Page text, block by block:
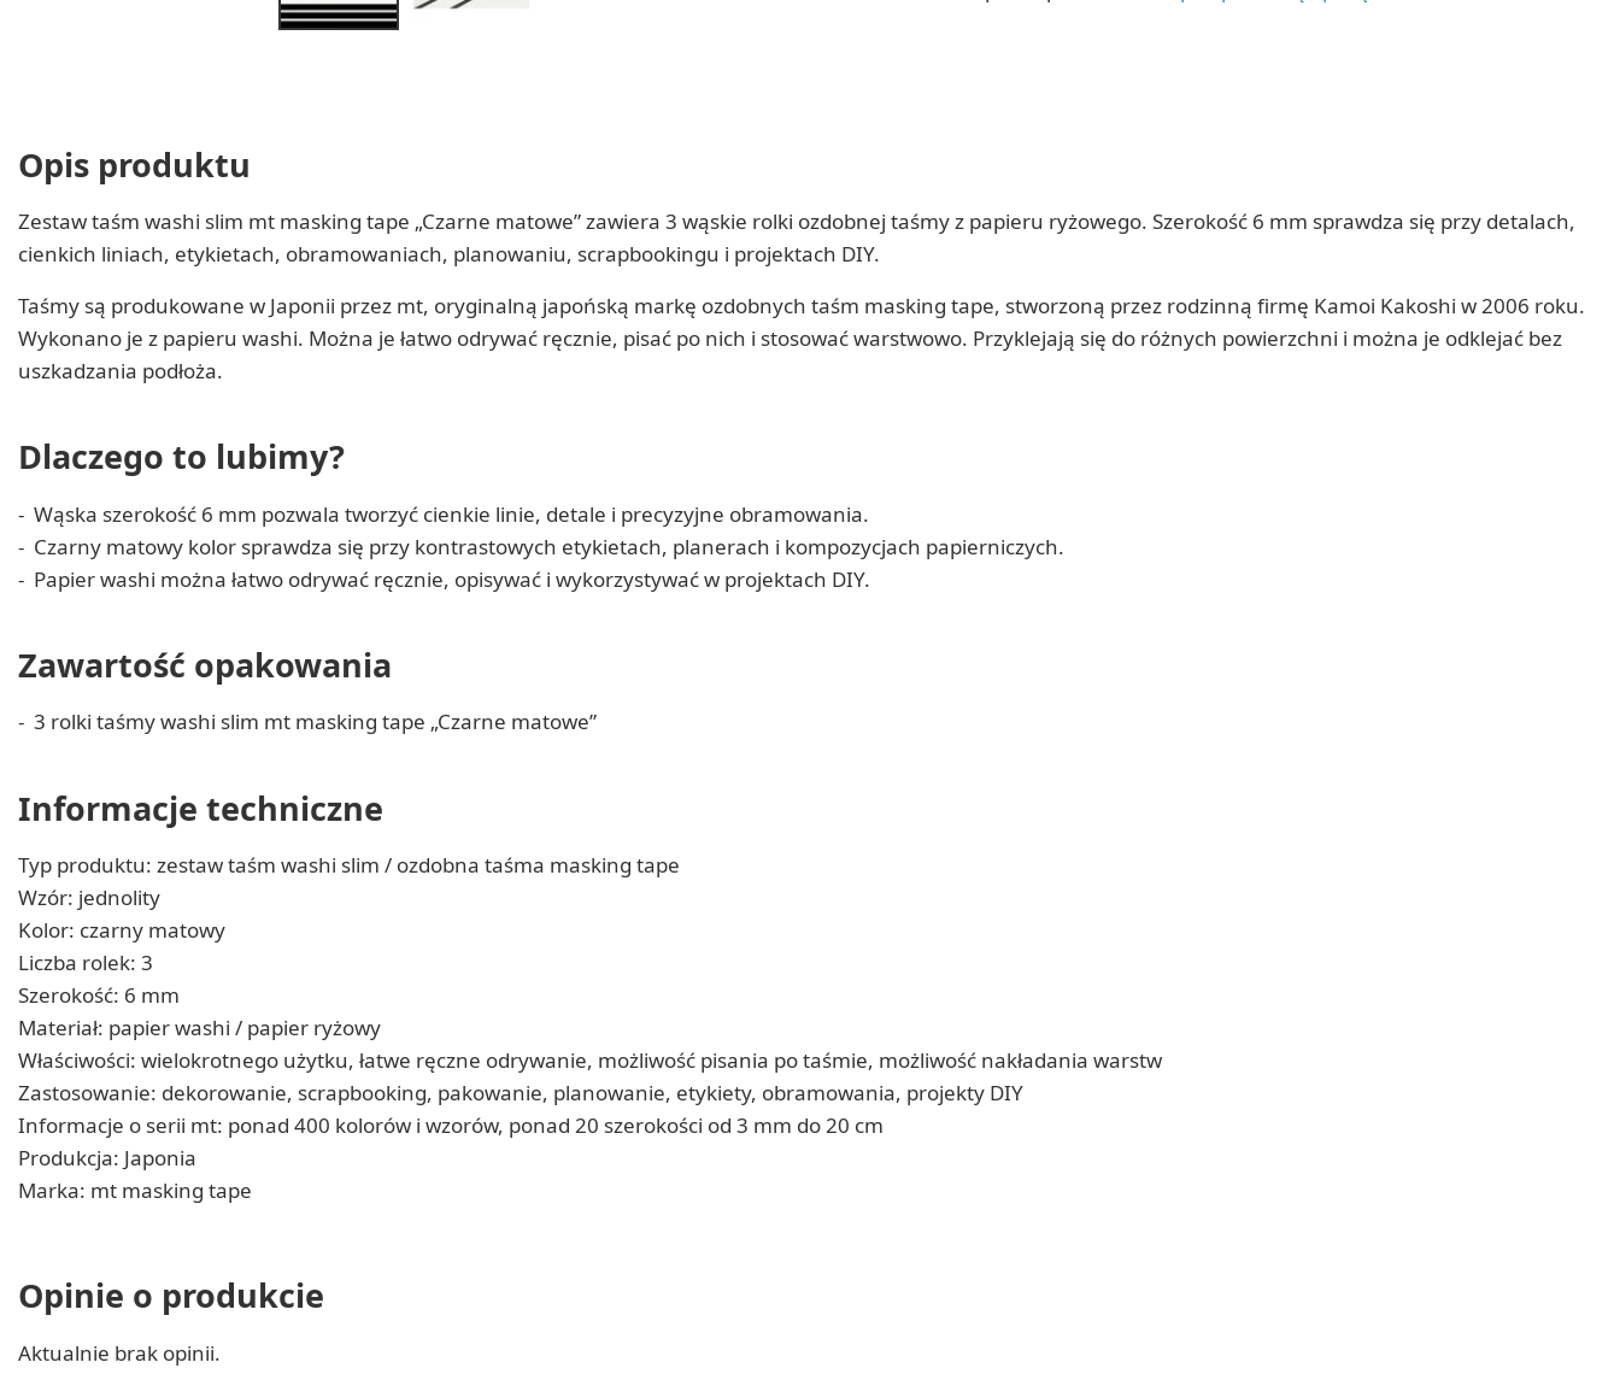
Opis produktu
Zestaw taśm washi slim mt masking tape „Czarne matowe” zawiera 3 wąskie rolki ozdobnej taśmy z papieru ryżowego. Szerokość 6 mm sprawdza się przy detalach,
cienkich liniach, etykietach, obramowaniach, planowaniu, scrapbookingu i projektach DIY.
Taśmy są produkowane w Japonii przez mt, oryginalną japońską markę ozdobnych taśm masking tape, stworzoną przez rodzinną firmę Kamoi Kakoshi w 2006 roku.
Wykonano je z papieru washi. Można je łatwo odrywać ręcznie, pisać po nich i stosować warstwowo. Przyklejają się do różnych powierzchni i można je odklejać bez
uszkadzania podłoża.
Dlaczego to lubimy?
Wąska szerokość 6 mm pozwala tworzyć cienkie linie, detale i precyzyjne obramowania.
Czarny matowy kolor sprawdza się przy kontrastowych etykietach, planerach i kompozycjach papierniczych.
Papier washi można łatwo odrywać ręcznie, opisywać i wykorzystywać w projektach DIY.
Zawartość opakowania
3 rolki taśmy washi slim mt masking tape „Czarne matowe”
Informacje techniczne
Typ produktu: zestaw taśm washi slim / ozdobna taśma masking tape
Wzór: jednolity
Kolor: czarny matowy
Liczba rolek: 3
Szerokość: 6 mm
Materiał: papier washi / papier ryżowy
Właściwości: wielokrotnego użytku, łatwe ręczne odrywanie, możliwość pisania po taśmie, możliwość nakładania warstw
Zastosowanie: dekorowanie, scrapbooking, pakowanie, planowanie, etykiety, obramowania, projekty DIY
Informacje o serii mt: ponad 400 kolorów i wzorów, ponad 20 szerokości od 3 mm do 20 cm
Produkcja: Japonia
Marka: mt masking tape
Opinie o produkcie
Aktualnie brak opinii.